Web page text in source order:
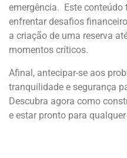
emergência. Este conteúdo
enfrentar desafios
a criação de uma reserva
momentos críticos.
Afinal, antecipar-se aos
tranquilidade e segurança
Descubra agora como
e estar pronto para